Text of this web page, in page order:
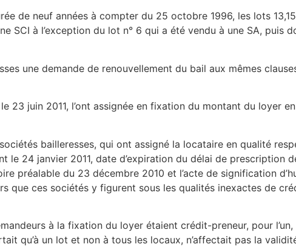
de neuf années à compter du 25 octobre 1996, les lots
SCI à l’exception du lot n° 6 qui a été vendu à une SA, puis
une demande de renouvellement du bail aux mêmes
23 juin 2011, l’ont assignée en fixation du montant du loyer en
bailleresses, qui ont assigné la locataire en qualité
le 24 janvier 2011, date d’expiration du délai de prescription
préalable du 23 décembre 2010 et l’acte de signification
que ces sociétés y figurent sous les qualités inexactes de
à la fixation du loyer étaient crédit-preneur, pour l’un,
qu’à un lot et non à tous les locaux, n’affectait pas la